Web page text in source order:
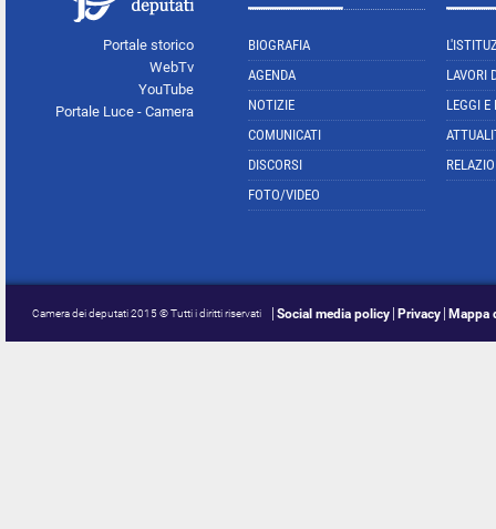
Portale storico
WebTv
YouTube
Portale Luce - Camera
BIOGRAFIA
AGENDA
NOTIZIE
COMUNICATI
DISCORSI
FOTO/VIDEO
LAVORI
LEGGI E
Camera dei deputati 2015 © Tutti i diritti riservati Social media policy Privacy Mappa